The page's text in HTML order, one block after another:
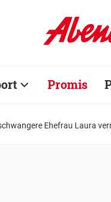
Promis
Ehefrau Laura